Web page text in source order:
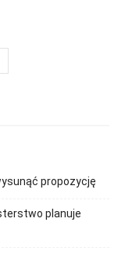
propozycję
planuje